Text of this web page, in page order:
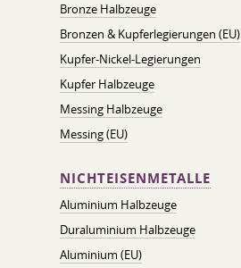
Bronze Halbzeuge
Bronzen & Kupferlegierungen (EU)
Kupfer-Nickel-Legierungen
Kupfer Halbzeuge
Messing Halbzeuge
Messing (EU)
NICHTEISENMETALLE
Aluminium Halbzeuge
Duraluminium Halbzeuge
Aluminium (EU)